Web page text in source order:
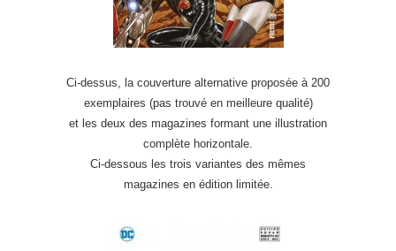
Ci-dessus, la couverture alternative proposée à 200
exemplaires (pas trouvé en meilleure qualité)
et les deux des magazines formant une illustration
complète horizontale.
Ci-dessous les trois variantes des mêmes
magazines en édition limitée.